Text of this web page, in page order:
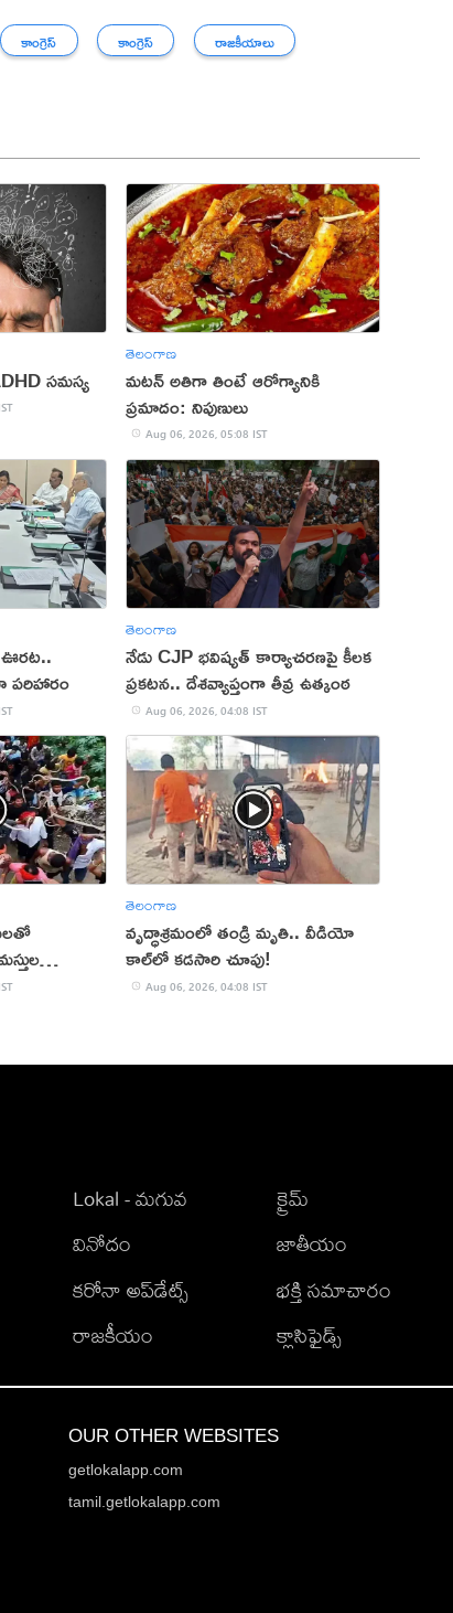
కాంగ్రెస్ కాంగ్రెస్ రాజకీయాలు
సమస్య
తెలంగాణ
మటన్ అతిగా తింటే ఆరోగ్యానికి
ప్రమాదం: నిపుణులు
Aug 06, 2026, 05:08 IST
ఊరట..
పరిహారం
తెలంగాణ
నేడు CJP భవిష్యత్ కార్యాచరణపై కీలక
ప్రకటన.. దేశవ్యాప్తంగా తీవ్ర ఉత్కంఠ
Aug 06, 2026, 04:08 IST
తెలంగాణ
వృద్ధాశ్రమంలో తండ్రి మృతి.. వీడియో
కాల్‌లో కడసారి చూపు!
Aug 06, 2026, 04:08 IST
Lokal - మగువ
వినోదం
కరోనా అప్‌డేట్స్
రాజకీయం
క్రైమ్
జాతీయం
భక్తి సమాచారం
క్లాసిఫైడ్స్
OUR OTHER WEBSITES
getlokalapp.com
tamil.getlokalapp.com